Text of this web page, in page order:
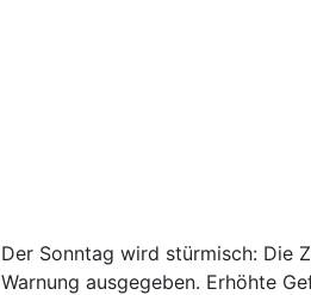
Der Sonntag wird stürmisch: Die
Warnung ausgegeben. Erhöhte